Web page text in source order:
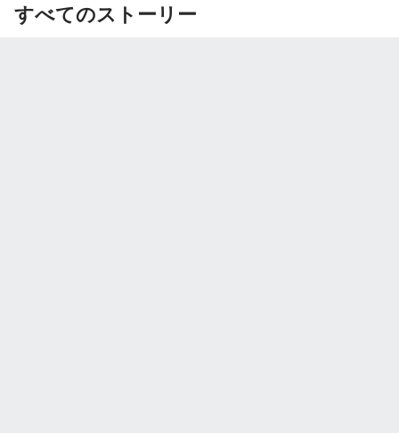
すべてのストーリー